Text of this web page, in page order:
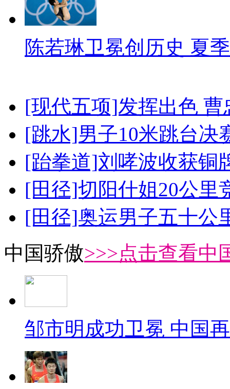
陈若琳卫冕创历史 夏
[现代五项]发挥出色
[跳水]男子10米跳台决
[跆拳道]刘哮波收获铜
[田径]切阳什姐20公里
[田径]奥运男子五十公
中国骄傲>>>点击查看中
邹市明成功卫冕 中国